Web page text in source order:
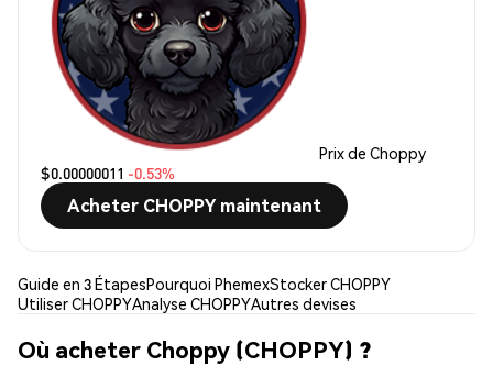
Prix de Choppy
$0.00000011 -0.53%
Acheter CHOPPY maintenant
Guide en 3 ÉtapesPourquoi PhemexStocker CHOPPY
Utiliser CHOPPYAnalyse CHOPPYAutres devises
Où acheter Choppy (CHOPPY) ?